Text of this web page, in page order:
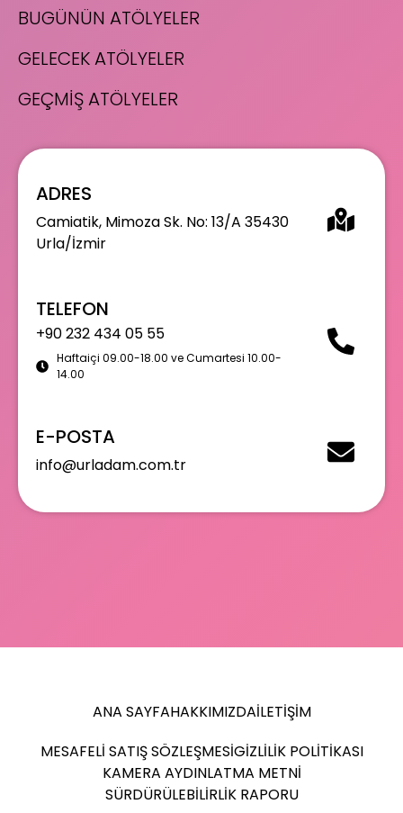
BUGÜNÜN ATÖLYELER
GELECEK ATÖLYELER
GEÇMİŞ ATÖLYELER
ADRES
Camiatik, Mimoza Sk. No: 13/A 35430
Urla/İzmir
TELEFON
+90 232 434 05 55
Haftaiçi 09.00-18.00 ve Cumartesi 10.00-
14.00
E-POSTA
info@urladam.com.tr
ANA SAYFAHAKKIMIZDAİLETIŞIM
MESAFELI SATIŞ SÖZLEŞMESIGIZLILIK POLITIKASI
KAMERA AYDINLATMA METNI
SÜRDÜRÜLEBILIRLIK RAPORU